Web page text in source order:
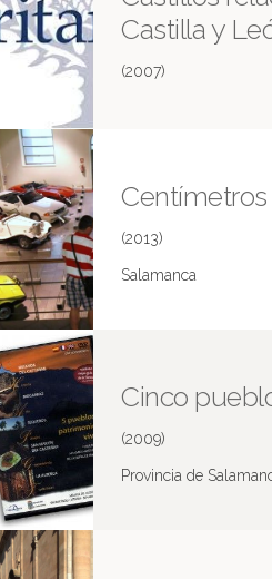
Castilla y
(2007)
(2013)
Salamanca
Cinco
(2009)
Provincia de